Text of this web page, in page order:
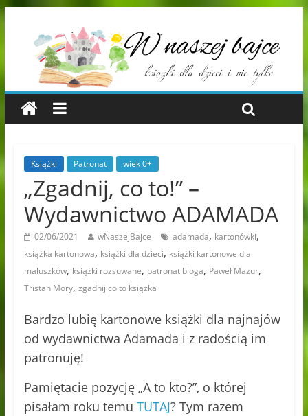
Książki Patronat wiek 0+
„Zgadnij, co to!” –
Wydawnictwo ADAMADA
02/06/2021 wNaszejBajce adamada, kartonówki,
książka kartonowa, książki dla dzieci, książki kartonowe dla
maluszków, książki rozsuwane, patronat bloga, Paweł Mazur,
Tristan Mory, zgadnij co to książka
Bardzo lubię kartonowe książki dla najnajów
od wydawnictwa Adamada i z radością im
patronuję!
Pamiętacie pozycję „A to kto?”, o której
pisałam roku temu TUTAJ? Tym razem